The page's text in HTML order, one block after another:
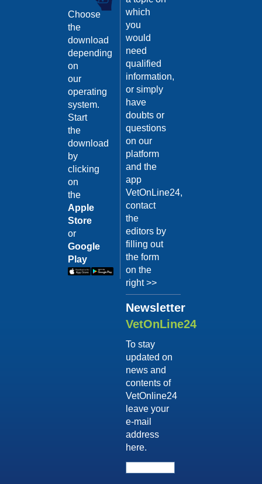
Choose
the
download
depending
on
our
operating
system.
Start
the
download
by
clicking
on
the
Apple
Store
or
Google
Play
which
you
would
need
qualified
information,
or simply
have
doubts or
questions
on our
platform
and the
app
VetOnLine24,
contact
the
editors by
filling out
the form
on the
right >>
Newsletter
VetOnLine24
To stay
updated on
news and
contents of
VetOnline24
leave your
e-mail
address
here.